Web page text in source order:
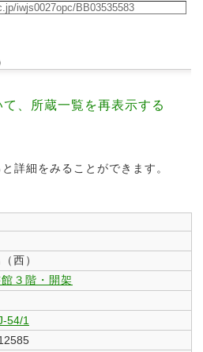
、所蔵一覧を再表示する
詳細をみることができます。
西）
３階・開架
54/1